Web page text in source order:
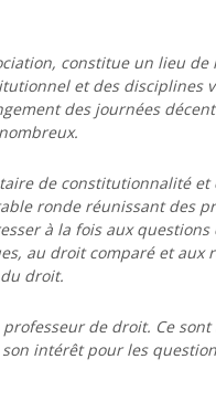
constitue un lieu
et des disciplines
des journées
de constitutionnalité et
ronde réunissant des
à la fois aux
au droit comparé et aux
droit.
de droit. Ce
intérêt pour les